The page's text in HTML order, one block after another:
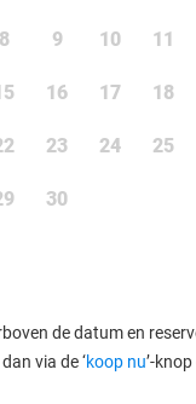
8 9 10 11
16 17 18
23 24 25
30
de datum en
via de ‘koop nu’-